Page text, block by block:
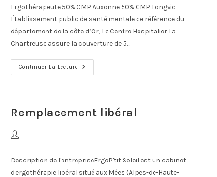
Ergothérapeute 50% CMP Auxonne 50% CMP Longvic
Établissement public de santé mentale de référence du
département de la côte d’Or, Le Centre Hospitalier La
Chartreuse assure la couverture de 5…
Continuer La Lecture
Remplacement libéral
Description de l'entrepriseErgoP'tit Soleil est un cabinet
d'ergothérapie libéral situé aux Mées (Alpes-de-Haute-